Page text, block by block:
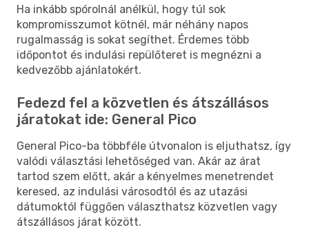
Ha inkább spórolnál anélkül, hogy túl sok
kompromisszumot kötnél, már néhány napos
rugalmasság is sokat segíthet. Érdemes több
időpontot és indulási repülőteret is megnézni a
kedvezőbb ajánlatokért.
Fedezd fel a közvetlen és átszállásos
járatokat ide: General Pico
General Pico-ba többféle útvonalon is eljuthatsz, így
valódi választási lehetőséged van. Akár az árat
tartod szem előtt, akár a kényelmes menetrendet
keresed, az indulási városodtól és az utazási
dátumoktól függően választhatsz közvetlen vagy
átszállásos járat között.